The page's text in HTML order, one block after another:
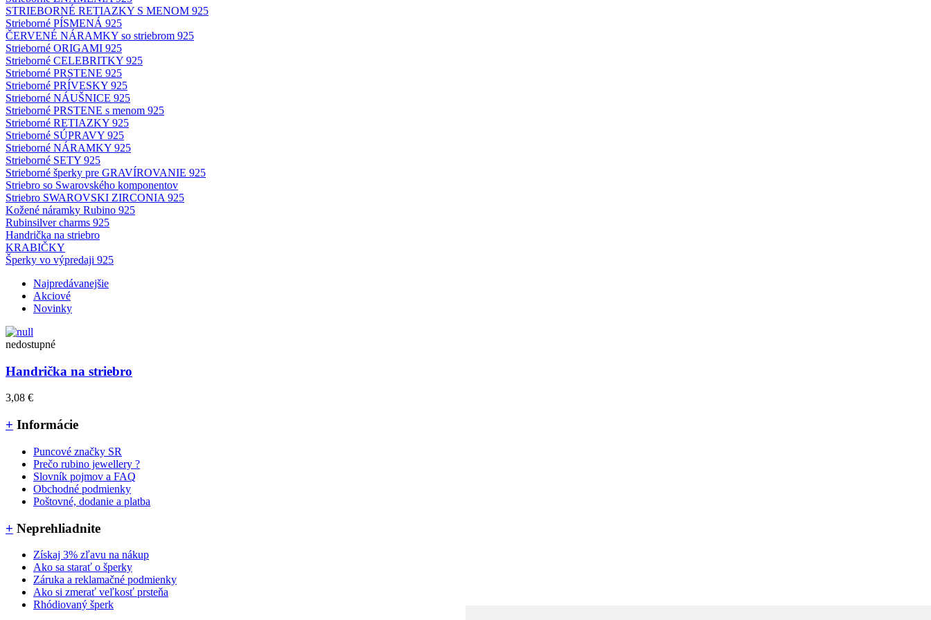
STRIEBORNÉ RETIAZKY S MENOM 925
Strieborné PÍSMENÁ 925
ČERVENÉ NÁRAMKY so striebrom 925
Strieborné ORIGAMI 925
Strieborné CELEBRITKY 925
Strieborné PRSTENE 925
Strieborné PRÍVESKY 925
Strieborné NÁUŠNICE 925
Strieborné PRSTENE s menom 925
Strieborné RETIAZKY 925
Strieborné SÚPRAVY 925
Strieborné NÁRAMKY 925
Strieborné SETY 925
Strieborné šperky pre GRAVÍROVANIE 925
Striebro so Swarovského komponentov
Striebro SWAROVSKI ZIRCONIA 925
Kožené náramky Rubino 925
Rubinsilver charms 925
Handrička na striebro
KRABIČKY
Šperky vo výpredaji 925
Najpredávanejšie
Akciové
Novinky
nedostupné
Handrička na striebro
3,08 €
+ Informácie
Puncové značky SR
Prečo rubino jewellery ?
Slovník pojmov a FAQ
Obchodné podmienky
Poštovné, dodanie a platba
+ Neprehliadnite
Získaj 3% zľavu na nákup
Ako sa starať o šperky
Záruka a reklamačné podmienky
Ako si zmerať veľkosť prsteňa
Rhódiovaný šperk